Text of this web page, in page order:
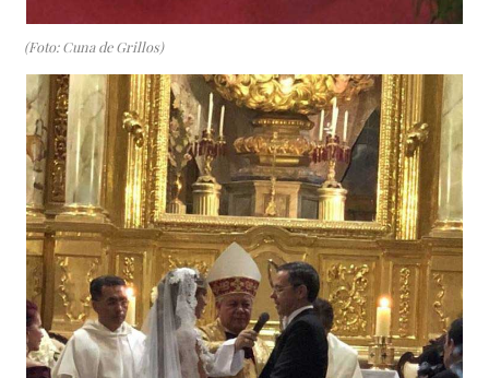
(Foto: Cuna de Grillos)